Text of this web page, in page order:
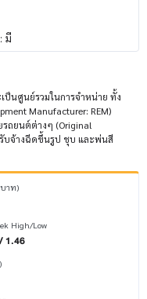
มี
นศูนย์รวมในการจำหน่าย ทั้ง
Manufacturer: REM)
ถยนต์ต่างๆ (Original
รับจ้างฉีดขึ้นรูป ชุบ และพ่นสี
บาท)
High/Low
1.46